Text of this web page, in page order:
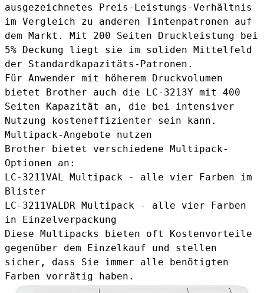
ausgezeichnetes Preis-Leistungs-Verhältnis
im Vergleich zu anderen Tintenpatronen auf
dem Markt. Mit 200 Seiten Druckleistung bei
5% Deckung liegt sie im soliden Mittelfeld
der Standardkapazitäts-Patronen.
Für Anwender mit höherem Druckvolumen
bietet Brother auch die LC-3213Y mit 400
Seiten Kapazität
an, die bei intensiver
Nutzung kosteneffizienter sein kann.
Multipack-Angebote nutzen
Brother bietet verschiedene Multipack-
Optionen an:
LC-3211VAL Multipack - alle vier Farben im
Blister
LC-3211VALDR Multipack - alle vier Farben
in Einzelverpackung
Diese Multipacks bieten oft Kostenvorteile
gegenüber dem Einzelkauf und stellen
sicher, dass Sie immer alle benötigten
Farben vorrätig haben.